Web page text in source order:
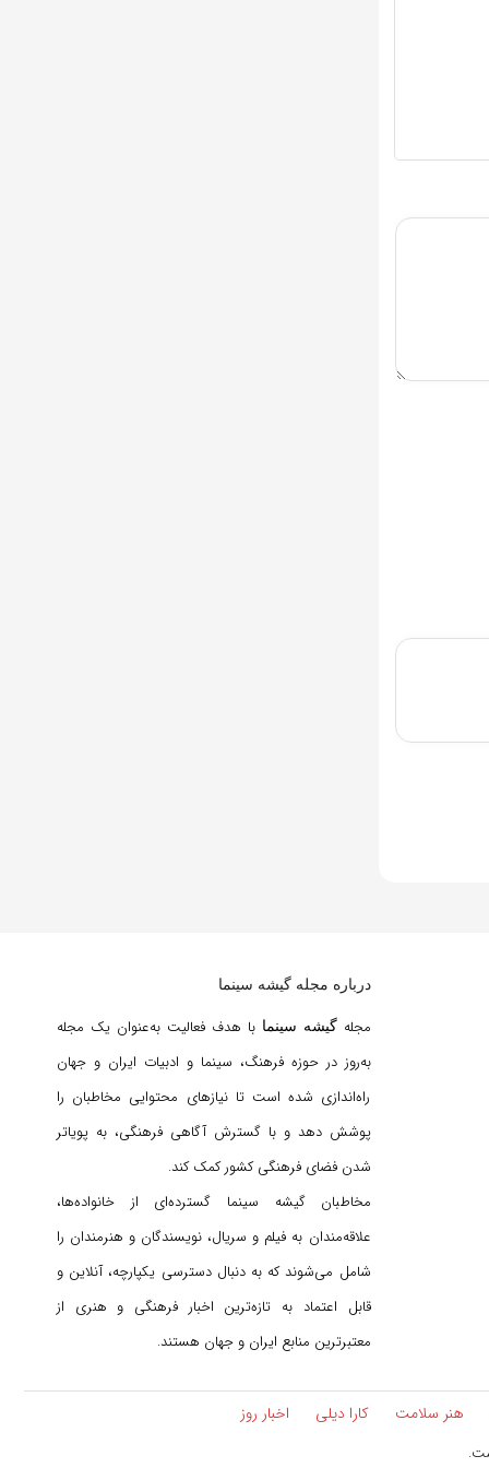
درباره مجله گیشه سینما
مجلهگیشه سینما با هدف فعالیت به‌عنوان یک مجله
به‌روز در حوزه فرهنگ، سینما و ادبیات ایران و جهان
راه‌اندازی شده است تا نیازهای محتوایی مخاطبان را
پوشش دهد و با گسترش آگاهی فرهنگی، به پویاتر
شدن فضای فرهنگی کشور کمک کند.
مخاطبان گیشه سینما گسترده‌ای از خانواده‌ها،
علاقه‌مندان به فیلم و سریال، نویسندگان و هنرمندان را
شامل می‌شوند که به دنبال دسترسی یکپارچه، آنلاین و
قابل اعتماد به تازه‌ترین اخبار فرهنگی و هنری از
معتبرترین منابع ایران و جهان هستند.
هنر سلامت کارا دیلی اخبار روز